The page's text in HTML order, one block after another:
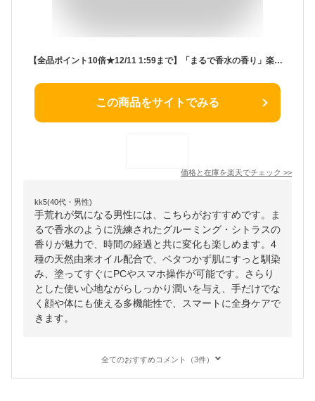
【全品ポイント10倍★12/11 1:59まで】「まるで香水の香り」楽天1位 ハンドクリーム ギフト PROUDMEN プラウドメン ハンド＆スキンクリーム グルーミングシトラス 60g [ ラッピング チューブタイプ メンズ いい香り おしゃれ 携帯用 フレグランス ]
この商品をサイトでみる
価格と在庫を楽天でチェック >>
kk5(40代・男性)
手荒れが気になる男性には、こちらがおすすめです。ま
るで香水のように洗練されたグルーミング・シトラスの
香りが魅力で、時間の経過と共に変化も楽しめます。4
種の天然由来オイル配合で、ベタつかず肌にすっと馴染
み、塗ってすぐにPCやスマホ操作が可能です。さらり
とした使い心地ながらしっかり潤いを与え、手だけでな
く顔や体にも使える多機能性で、スマートに全身ケアで
きます。
全てのおすすめコメント（3件）